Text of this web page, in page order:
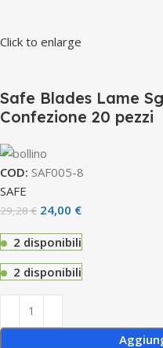
Click to enlarge
Safe Blades Lame
Confezione 20 pezzi
COD: SAF005-8
SAFE
29,28€ 24,00 €
2 disponibili
2 disponibili